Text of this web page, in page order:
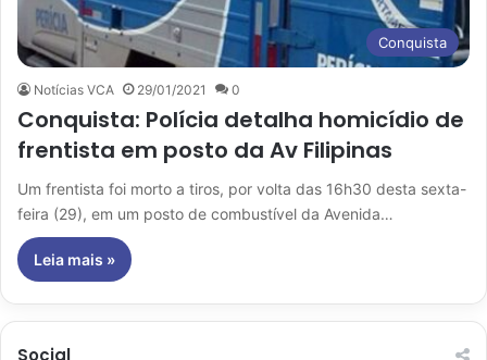
Conquista
Notícias VCA 29/01/2021 0
Conquista: Polícia detalha homicídio de
frentista em posto da Av Filipinas
Um frentista foi morto a tiros, por volta das 16h30 desta sexta-
feira (29), em um posto de combustível da Avenida…
Leia mais »